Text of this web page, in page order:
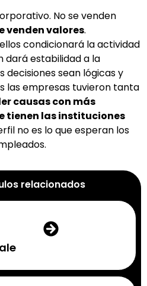
No se venden
venden valores.
condicionará la actividad
estabilidad a la
decisiones sean lógicas y
las empresas tuvieron tanta
causas con más
tienen las instituciones
no es lo que esperan los
relacionados